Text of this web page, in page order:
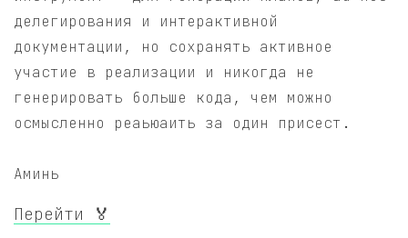
делегирования и интерактивной
документации, но сохранять активное
участие в реализации и никогда не
генерировать больше кода, чем можно
осмысленно реаьюаить за один присест.
Аминь
Перейти 🏅